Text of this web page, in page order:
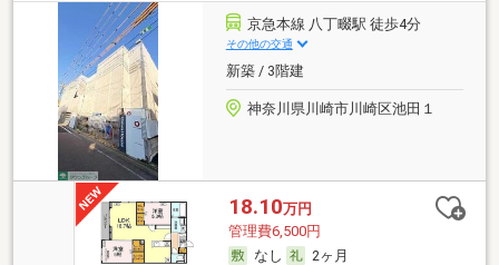
京急本線 八丁畷駅 徒歩4分
その他の交通
新築 / 3階建
神奈川県川崎市川崎区池田１
18.10万円
管理費6,500円
なし
2ヶ月